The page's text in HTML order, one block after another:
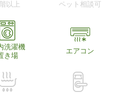
以上 ペット相談可
洗濯機
き場
エアコン